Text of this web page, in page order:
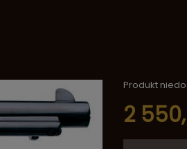
Produkt
2